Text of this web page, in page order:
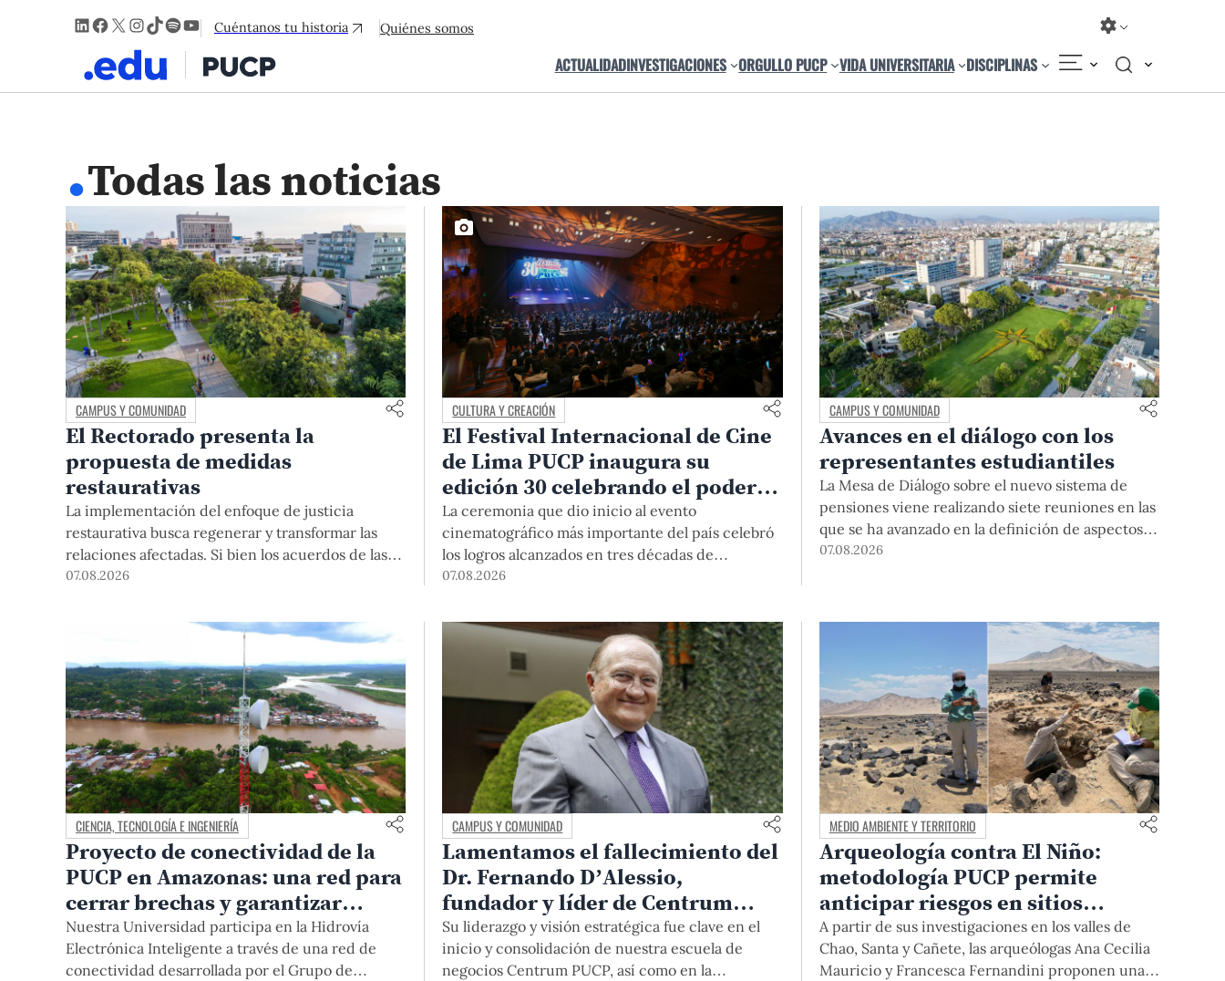
LinkedIn
Facebook
X Instagram
TikTok
Spotify
YouTube
Cuéntanos tu historia Quiénes somos
ACTUALIDADINVESTIGACIONES ORGULLO PUCP VIDA UNIVERSITARIA DISCIPLINAS
.Todas las noticias
CAMPUS Y COMUNIDAD
El Rectorado presenta la
propuesta de medidas
restaurativas
La implementación del enfoque de justicia
restaurativa busca regenerar y transformar las
relaciones afectadas. Si bien los acuerdos de las
medidas restaurativas podrían ser considerados
reemplaza sus procedimientos.
07.08.2026
CULTURA Y CREACIÓN
El Festival Internacional de Cine
de Lima PUCP inaugura su
edición 30 celebrando el poder
del encuentro
La ceremonia que dio inicio al evento
cinematográfico más importante del país celebró
los logros alcanzados en tres décadas de
existencia, rindió homenaje a las cineastas
llamado de nuestra Universidad a escuchar al
sector artístico y académico frente a la reciente
creación del Colegio Profesional de Artistas del
07.08.2026
CAMPUS Y COMUNIDAD
Avances en el diálogo con los
representantes estudiantiles
La Mesa de Diálogo sobre el nuevo sistema de
pensiones viene realizando siete reuniones en las
que se ha avanzado en la definición de aspectos
clave para su desarrollo.
07.08.2026
CIENCIA, TECNOLOGÍA E INGENIERÍA
Proyecto de conectividad de la
PUCP en Amazonas: una red para
cerrar brechas y garantizar
derechos
Nuestra Universidad participa en la Hidrovía
Electrónica Inteligente a través de una red de
conectividad desarrollada por el Grupo de
CAMPUS Y COMUNIDAD
Lamentamos el fallecimiento del
Dr. Fernando D’Alessio,
fundador y líder de Centrum
PUCP
Su liderazgo y visión estratégica fue clave en el
inicio y consolidación de nuestra escuela de
negocios Centrum PUCP, así como en la
MEDIO AMBIENTE Y TERRITORIO
Arqueología contra El Niño:
metodología PUCP permite
anticipar riesgos en sitios
arqueológicos
A partir de sus investigaciones en los valles de
Chao, Santa y Cañete, las arqueólogas Ana Cecilia
Mauricio y Francesca Fernandini proponen una